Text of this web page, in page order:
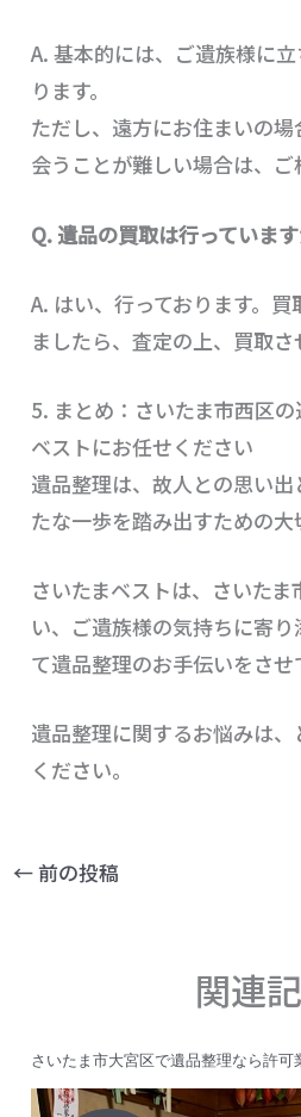
A. 基本的には、ご遺族様に
ります。
ただし、遠方にお住まいの場
会うことが難しい場合は、ご
Q. 遺品の買取は行っていま
A. はい、行っております。
ましたら、査定の上、買取さ
5. まとめ：さいたま市西区
ベストにお任せください
遺品整理は、故人との思い
たな一歩を踏み出すための大
さいたまベストは、さいた
い、ご遺族様の気持ちに寄
て遺品整理のお手伝いをさせ
遺品整理に関するお悩みは
ください。
←前の投稿
関連
さいたま市大宮区で遺品整理なら許可